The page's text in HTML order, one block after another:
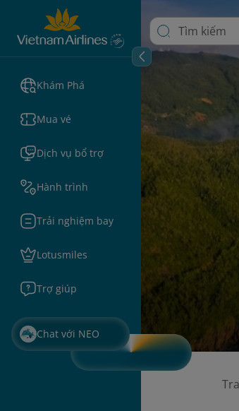
Khám Phá
Mua vé
Dịch vụ bổ trợ
Hành trình
Trải nghiệm bay
Lotusmiles
Trợ giúp
Chat với NEO